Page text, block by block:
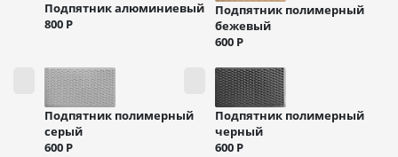
Подпятник алюминиевый
800 Р
Подпятник полимерный
бежевый
600 Р
Подпятник полимерный
серый
600 Р
Подпятник полимерный
черный
600 Р